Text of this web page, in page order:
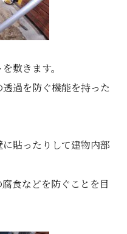
敷きます。
過を防ぐ機能を持った
貼ったりして建物内部
食などを防ぐことを目